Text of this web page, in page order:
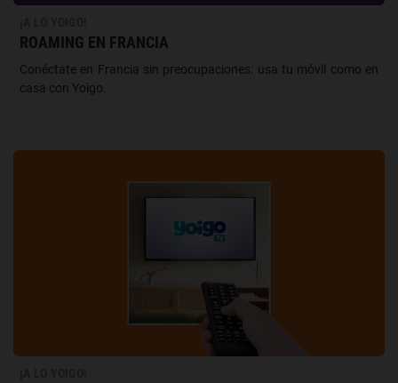
ROAMING EN FRANCIA
Conéctate en Francia sin preocupaciones: usa tu móvil como en
casa con Yoigo.